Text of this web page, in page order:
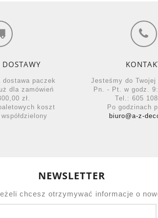
dostawa paczek
dla zamówień
zł.
koszt
Jesteśmy do
Pn. - Pt. w godz.
Tel.: 605
Po godzinach
biuro@a-z-
NEWSLETTER
chcesz otrzymywać informacje o